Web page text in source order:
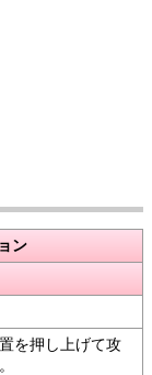
ン
を押し上げて攻